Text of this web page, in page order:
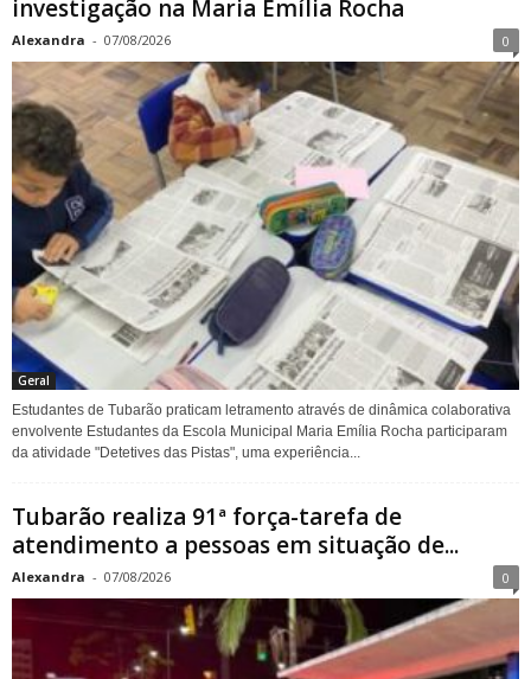
investigação na Maria Emília Rocha
Alexandra - 07/08/2026 0
Geral
Estudantes de Tubarão praticam letramento através de dinâmica colaborativa
envolvente Estudantes da Escola Municipal Maria Emília Rocha participaram
da atividade "Detetives das Pistas", uma experiência...
Tubarão realiza 91ª força-tarefa de
atendimento a pessoas em situação de...
Alexandra - 07/08/2026 0